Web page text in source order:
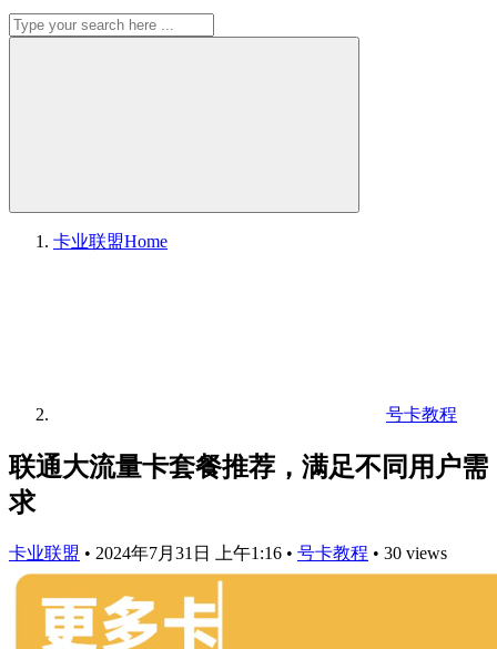
卡业联盟Home
号卡教程
联通大流量卡套餐推荐，满足不同用户需
求
卡业联盟 • 2024年7月31日 上午1:16 • 号卡教程 • 30 views